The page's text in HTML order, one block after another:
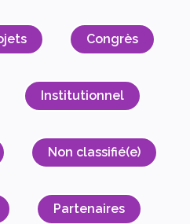
Congrès
Institutionnel
Non classifié(e)
Partenaires